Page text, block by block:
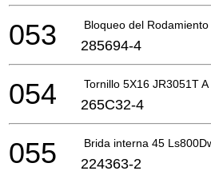
Bloqueo del Rodamiento
053 285694-4
Tornillo 5X16 JR3051T A
054 265C32-4
Brida interna 45
055 224363-2